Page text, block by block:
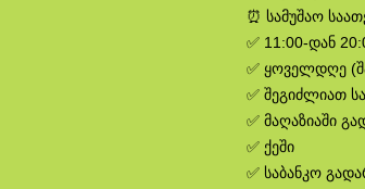
⏰ სამუშაო
✅ 11:00-დან
✅ ყოველდღე
✅ შეგიძლიათ
✅ მაღაზიაში
✅ ქეში
✅ საბანკო